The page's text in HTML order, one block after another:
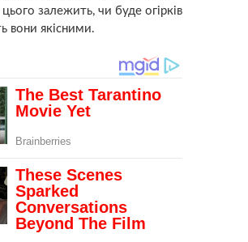
залежить, чи буде огірків
вони якісними.